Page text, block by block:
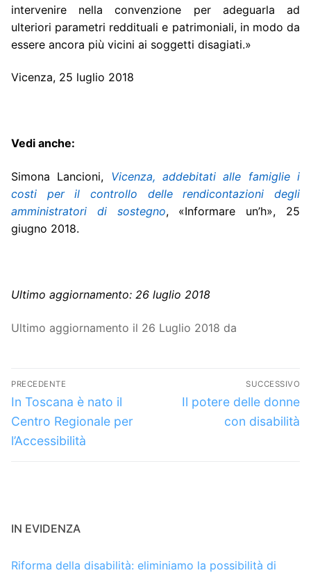
intervenire nella convenzione per adeguarla ad
ulteriori parametri reddituali e patrimoniali, in modo da
essere ancora più vicini ai soggetti disagiati.»
Vicenza, 25 luglio 2018
Vedi anche:
Simona Lancioni, Vicenza, addebitati alle famiglie i
costi per il controllo delle rendicontazioni degli
amministratori di sostegno, «Informare un’h», 25
giugno 2018.
Ultimo aggiornamento: 26 luglio 2018
Ultimo aggiornamento il 26 Luglio 2018 da
Navigazione
articoli
PRECEDENTE
Articolo
precedente:
In Toscana è nato il
Centro Regionale per
l’Accessibilità
SUCCESSIVO
Articolo
successivo:
Il potere delle donne
con disabilità
IN EVIDENZA
Riforma della disabilità: eliminiamo la possibilità di